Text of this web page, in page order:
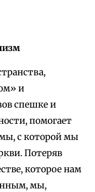
и
спешке и
помогает
с которой мы
Потеряв
которое нам
мы,